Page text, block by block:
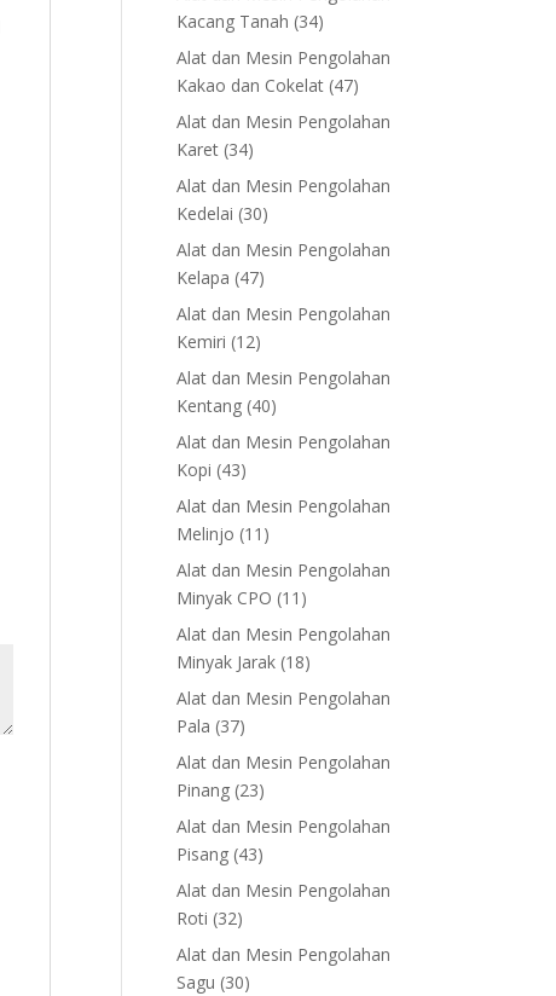
Kacang Tanah 3434
products
Alat dan Mesin Pengolahan
Kakao dan Cokelat 4747
products
Alat dan Mesin Pengolahan
Karet 3434
products
Alat dan Mesin Pengolahan
Kedelai 3030
products
Alat dan Mesin Pengolahan
Kelapa 4747
products
Alat dan Mesin Pengolahan
Kemiri 1212
products
Alat dan Mesin Pengolahan
Kentang 4040
products
Alat dan Mesin Pengolahan
Kopi 4343
products
Alat dan Mesin Pengolahan
Melinjo 11 11
products
Alat dan Mesin Pengolahan
Minyak CPO 11 11
products
Alat dan Mesin Pengolahan
Minyak Jarak 1818
products
Alat dan Mesin Pengolahan
Pala 3737
products
Alat dan Mesin Pengolahan
Pinang 2323
products
Alat dan Mesin Pengolahan
Pisang 4343
products
Alat dan Mesin Pengolahan
Roti 3232
products
Alat dan Mesin Pengolahan
Sagu 3030